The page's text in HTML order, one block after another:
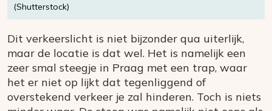
(Shutterstock)
Dit verkeerslicht is niet bijzonder qua uiterlijk,
maar de locatie is dat wel. Het is namelijk een
zeer smal steegje in Praag met een trap, waar
het er niet op lijkt dat tegenliggend of
overstekend verkeer je zal hinderen. Toch is niets